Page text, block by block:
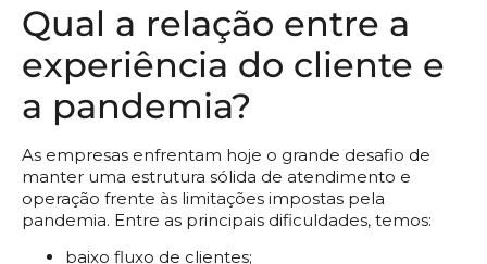
Qual a relação entre a
experiência do cliente e
a pandemia?
As empresas enfrentam hoje o grande desafio de
manter uma estrutura sólida de atendimento e
operação frente às limitações impostas pela
pandemia. Entre as principais dificuldades, temos:
baixo fluxo de clientes;